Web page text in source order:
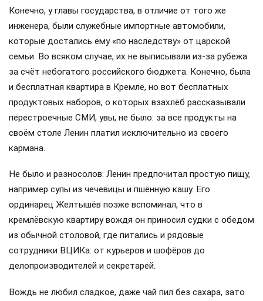
Конечно, у главы государства, в отличие от того же
инженера, были служебные импортные автомобили,
которые достались ему «по наследству» от царской
семьи. Во всяком случае, их не выписывали из-за рубежа
за счёт небогатого российского бюджета. Конечно, была
и бесплатная квартира в Кремле, но вот бесплатных
продуктовых наборов, о которых взахлёб рассказывали
перестроечные СМИ, увы, не было: за все продукты на
своём столе Ленин платил исключительно из своего
кармана.
Не было и разносолов: Ленин предпочитал простую пищу,
например супы из чечевицы и пшённую кашу. Его
ординарец Желтышёв позже вспоминал, что в
кремлёвскую квартиру вождя он приносил судки с обедом
из обычной столовой, где питались и рядовые
сотрудники ВЦИКа: от курьеров и шофёров до
делопроизводителей и секретарей.
Вождь не любил сладкое, даже чай пил без сахара, зато